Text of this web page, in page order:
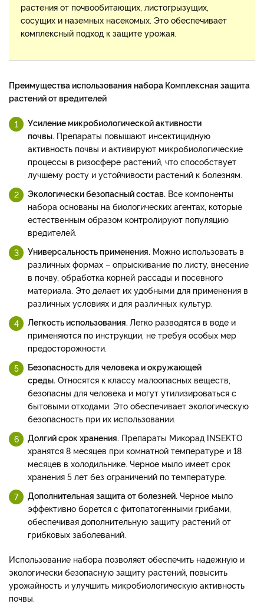
растения от почвообитающих, листогрызущих,
сосущих и наземных насекомых. Это обеспечивает
комплексный подход к защите урожая.
Преимущества использования набора Комплексная защита
растений от вредителей
Усиление микробиологической активности
почвы. Препараты повышают инсектицидную
активность почвы и активируют микробиологические
процессы в ризосфере растений, что способствует
лучшему росту и устойчивости растений к болезням.
Экологически безопасный состав. Все компоненты
набора основаны на биологических агентах, которые
естественным образом контролируют популяцию
вредителей.
Универсальность применения. Можно использовать в
различных формах – опрыскивание по листу, внесение
в почву, обработка корней рассады и посевного
материала. Это делает их удобными для применения в
различных условиях и для различных культур.
Легкость использования. Легко разводятся в воде и
применяются по инструкции, не требуя особых мер
предосторожности.
Безопасность для человека и окружающей
среды. Относятся к классу малоопасных веществ,
безопасны для человека и могут утилизироваться с
бытовыми отходами. Это обеспечивает экологическую
безопасность при их использовании.
Долгий срок хранения. Препараты Микорад INSEKTO
хранятся 8 месяцев при комнатной температуре и 18
месяцев в холодильнике. Черное мыло имеет срок
хранения 5 лет без ограничений по температуре.
Дополнительная защита от болезней. Черное мыло
эффективно борется с фитопатогенными грибами,
обеспечивая дополнительную защиту растений от
грибковых заболеваний.
Использование набора позволяет обеспечить надежную и
экологически безопасную защиту растений, повысить
урожайность и улучшить микробиологическую активность
почвы.